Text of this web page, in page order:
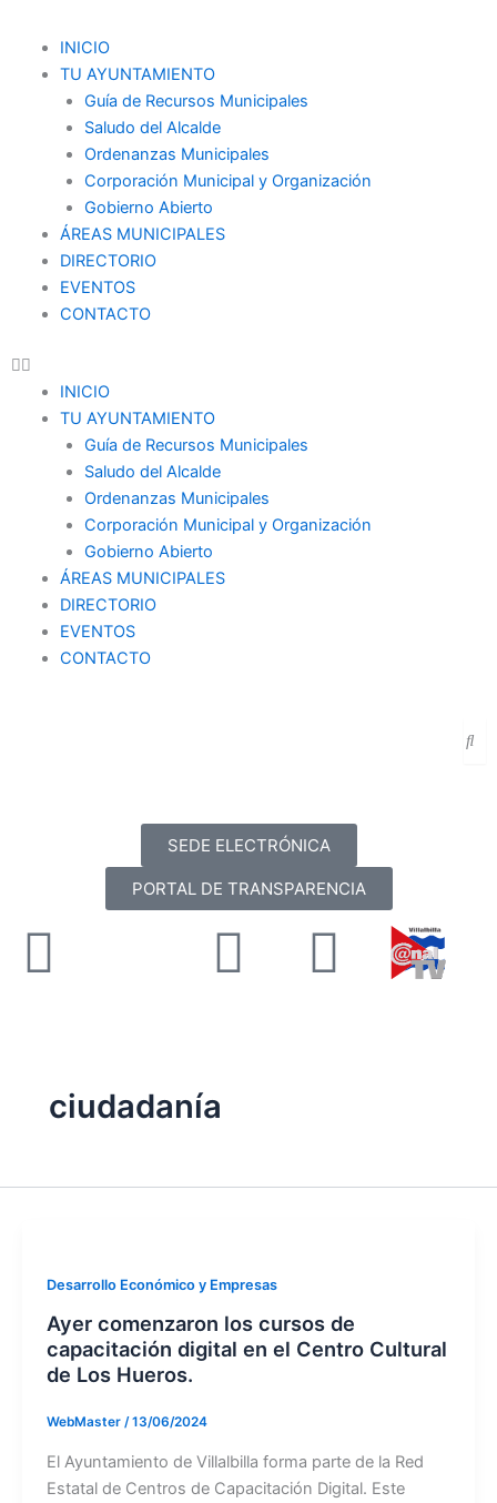
contenido
INICIO
TU AYUNTAMIENTO
Guía de Recursos Municipales
Saludo del Alcalde
Ordenanzas Municipales
Corporación Municipal y Organización
Gobierno Abierto
ÁREAS MUNICIPALES
DIRECTORIO
EVENTOS
CONTACTO
Menu
INICIO
TU AYUNTAMIENTO
Guía de Recursos Municipales
Saludo del Alcalde
Ordenanzas Municipales
Corporación Municipal y Organización
Gobierno Abierto
ÁREAS MUNICIPALES
DIRECTORIO
EVENTOS
CONTACTO
SEDE ELECTRÓNICA
PORTAL DE TRANSPARENCIA
FacebookYoutube
ciudadanía
Desarrollo Económico y Empresas
Ayer comenzaron los cursos de
capacitación digital en el Centro Cultural
de Los Hueros.
WebMaster /13/06/2024
El Ayuntamiento de Villalbilla forma parte de la Red
Estatal de Centros de Capacitación Digital. Este